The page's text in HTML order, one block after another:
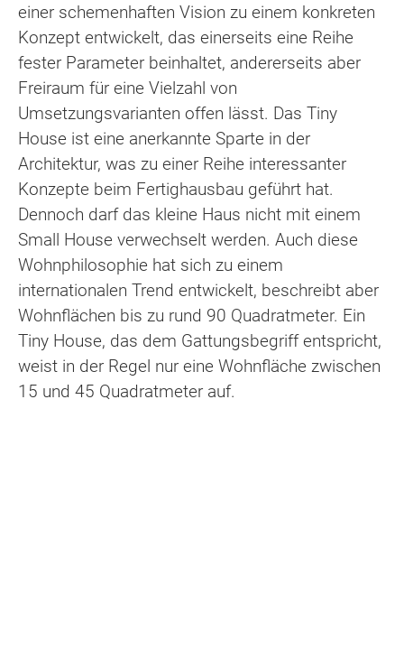
einer schemenhaften Vision zu einem konkreten
Konzept entwickelt, das einerseits eine Reihe
fester Parameter beinhaltet, andererseits aber
Freiraum für eine Vielzahl von
Umsetzungsvarianten offen lässt. Das Tiny
House ist eine anerkannte Sparte in der
Architektur, was zu einer Reihe interessanter
Konzepte beim Fertighausbau geführt hat.
Dennoch darf das kleine Haus nicht mit einem
Small House verwechselt werden. Auch diese
Wohnphilosophie hat sich zu einem
internationalen Trend entwickelt, beschreibt aber
Wohnflächen bis zu rund 90 Quadratmeter. Ein
Tiny House, das dem Gattungsbegriff entspricht,
weist in der Regel nur eine Wohnfläche zwischen
15 und 45 Quadratmeter auf.